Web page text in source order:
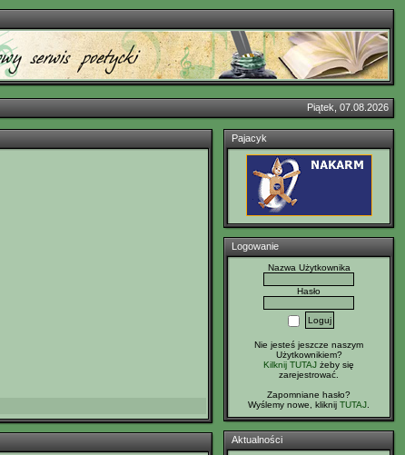
Piątek, 07.08.2026
Pajacyk
Logowanie
Nazwa Użytkownika
Hasło
Nie jesteś jeszcze naszym
Użytkownikiem?
Kilknij TUTAJ żeby się
zarejestrować.
Zapomniane hasło?
Wyślemy nowe, kliknij TUTAJ
Aktualności